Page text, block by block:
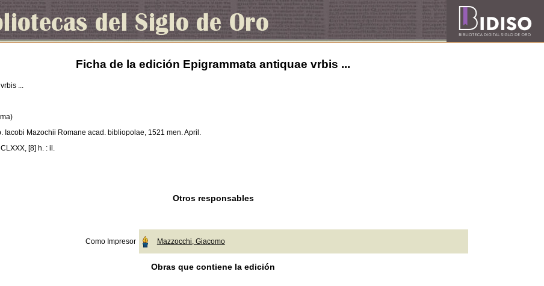
Ficha de la edición Epigrammata antiquae vrbis ...
...
Iacobi Mazochii Romane acad. bibliopolae, 1521 men. April.
[8] h. : il.
Otros responsables
Como Impresor Mazzocchi, Giacomo
Obras que contiene la edición